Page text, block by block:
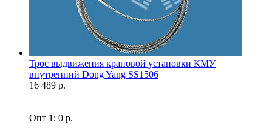
Трос выдвижения крановой установки КМУ
внутренний Dong Yang SS1506
16 489 р.
Опт 1: 0 р.